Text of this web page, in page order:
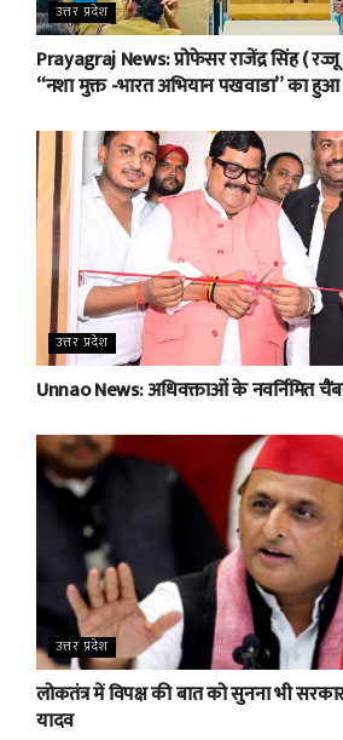
उत्तर प्रदेश
Prayagraj News: प्रोफेसर राजेंद्र सिंह ( रज्जू
“नशा मुक्त -भारत अभियान पखवाडा” का
उत्तर प्रदेश
Unnao News: अधिवक्ताओं के नवर्निमित
उत्तर प्रदेश
लोकतंत्र में विपक्ष की बात को सुनना भी
यादव